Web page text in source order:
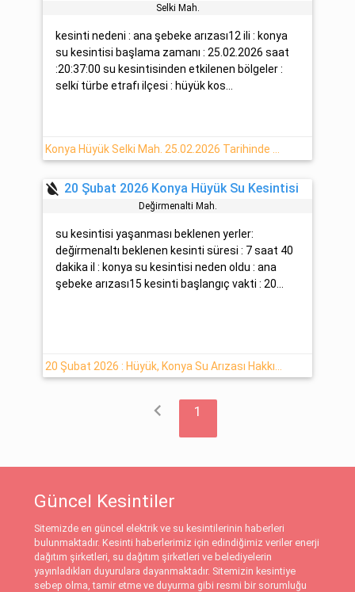
Selki̇ Mah.
kesinti nedeni : ana şebeke arızası12 ili : konya
su kesintisi başlama zamanı : 25.02.2026 saat
:20:37:00 su kesintisinden etkilenen bölgeler :
selki̇ türbe etrafı ilçesi : hüyük kos...
format_color_reset 20 Şubat 2026 Konya Hüyük Su Kesintisi
Deği̇rmenalti Mah.
su kesintisi yaşanması beklenen yerler:
deği̇rmenaltı beklenen kesinti süresi : 7 saat 40
dakika il : konya su kesintisi neden oldu : ana
şebeke arızası15 kesinti başlangıç vakti : 20...
chevron_left 1
Güncel Kesintiler
Sitemizde en güncel elektrik ve su kesintilerinin haberleri
bulunmaktadır. Kesinti haberlerimiz için edindiğimiz veriler enerji
dağıtım şirketleri, su dağıtım şirketleri ve belediyelerin
yayınladıkları duyurulara dayanmaktadır. Sitemizin kesintiye
sebep olma, tamir etme ve duyurma gibi resmi bir sorumluğu